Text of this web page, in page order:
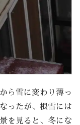
ら雪に変わり薄っ
ったが、根雪には
を見ると、冬にな